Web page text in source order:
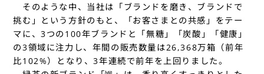
そのような中、当社は「ブランドを磨き、ブランドで
挑む」という方針のもと、「お客さまとの共感」をテー
マに、3つの100年ブランドと「無糖」「炭酸」「健康」
の3領域に注力し、年間の販売数量は26,368万箱（前年
比102%）となり、3年連続で前年を上回りました。